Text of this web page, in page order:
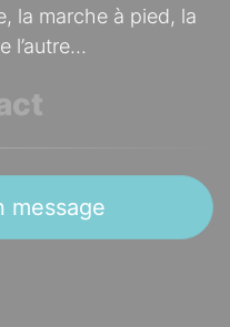
la marche à pied, la
l’autre...
message